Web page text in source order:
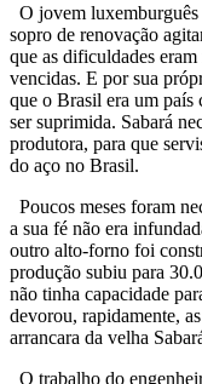
O jovem
sopro de renovação
que as dificuldades
vencidas. E por sua
que o Brasil era um país
ser suprimida. Sabará
produtora, para que
do aço no Brasil.
Poucos meses foram
a sua fé não era
outro alto-forno foi
produção subiu para
não tinha capacidade
devorou, rapidamente,
arrancara da velha
O trabalho do